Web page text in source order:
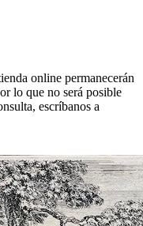
online permanecerán
lo que no será posible
escríbanos a